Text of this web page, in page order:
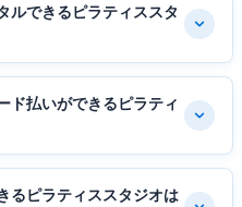
ルできるピラティススタ
ド払いができるピラティ
るピラティススタジオは